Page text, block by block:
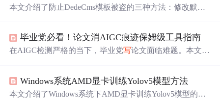
信中，读者们问了不少问题。 有人特别烦插图。本地图片
本文介绍了防止DedeCms模板被盗的三种方法：修改默认
性，有效防止模板被轻易复制。
毕业党必看！论文消AIGC痕迹保姆级工具指南
在AIGC检测严格的当下，毕业党写论文面临难题。本文分
作简单、安全可靠，查查呗能精准去AI痕迹等，助毕业党
应对论文检测。
Windows系统AMD显卡训练Yolov5模型方法
本文介绍了Windows系统下AMD显卡训练Yolov5模型的困